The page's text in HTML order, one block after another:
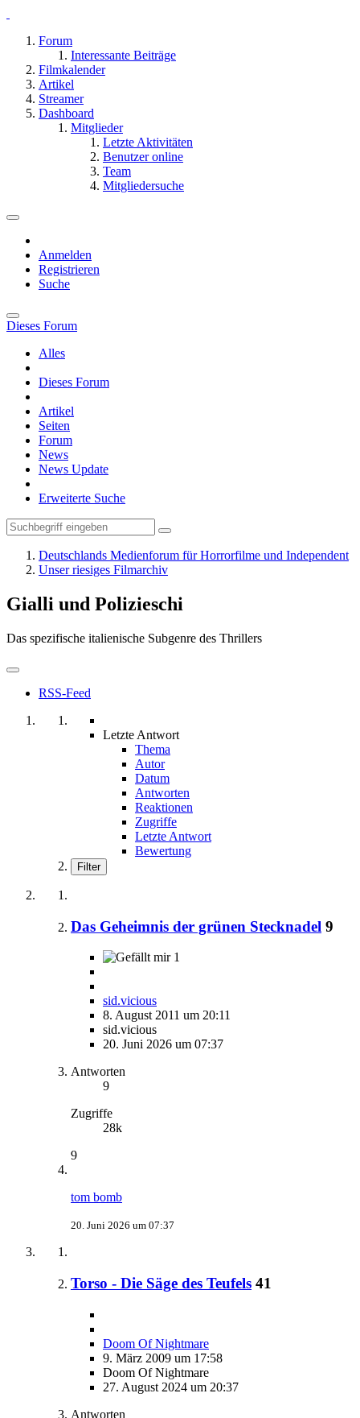
Forum
Interessante Beiträge
Filmkalender
Artikel
Streamer
Dashboard
Mitglieder
Letzte Aktivitäten
Benutzer online
Team
Mitgliedersuche
Anmelden
Registrieren
Suche
Dieses Forum
Alles
Dieses Forum
Artikel
Seiten
Forum
News
News Update
Erweiterte Suche
Deutschlands Medienforum für Horrorfilme und Independent
Unser riesiges Filmarchiv
Gialli und Polizieschi
Das spezifische italienische Subgenre des Thrillers
RSS-Feed
Letzte Antwort
Thema
Autor
Datum
Antworten
Reaktionen
Zugriffe
Letzte Antwort
Bewertung
Filter
Das Geheimnis der grünen Stecknadel 9
1
sid.vicious
8. August 2011 um 20:11
sid.vicious
20. Juni 2026 um 07:37
Antworten
9
Zugriffe
28k
9
tom bomb
20. Juni 2026 um 07:37
Torso - Die Säge des Teufels 41
Doom Of Nightmare
9. März 2009 um 17:58
Doom Of Nightmare
27. August 2024 um 20:37
Antworten